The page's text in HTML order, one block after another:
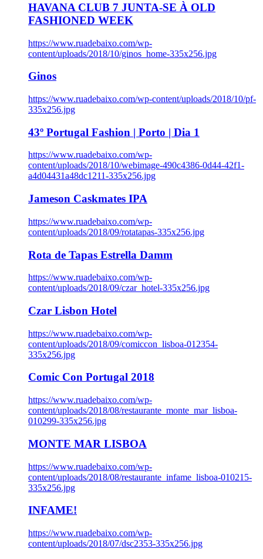
HAVANA CLUB 7 JUNTA-SE À OLD
FASHIONED WEEK
https://www.ruadebaixo.com/wp-
content/uploads/2018/10/ginos_home-335x256.jpg
Ginos
https://www.ruadebaixo.com/wp-content/uploads/2018/10/pf-
335x256.jpg
43º Portugal Fashion | Porto | Dia 1
https://www.ruadebaixo.com/wp-
content/uploads/2018/10/webimage-490c4386-0d44-42f1-
a4d04431a48dc1211-335x256.jpg
Jameson Caskmates IPA
https://www.ruadebaixo.com/wp-
content/uploads/2018/09/rotatapas-335x256.jpg
Rota de Tapas Estrella Damm
https://www.ruadebaixo.com/wp-
content/uploads/2018/09/czar_hotel-335x256.jpg
Czar Lisbon Hotel
https://www.ruadebaixo.com/wp-
content/uploads/2018/09/comiccon_lisboa-012354-
335x256.jpg
Comic Con Portugal 2018
https://www.ruadebaixo.com/wp-
content/uploads/2018/08/restaurante_monte_mar_lisboa-
010299-335x256.jpg
MONTE MAR LISBOA
https://www.ruadebaixo.com/wp-
content/uploads/2018/08/restaurante_infame_lisboa-010215-
335x256.jpg
INFAME!
https://www.ruadebaixo.com/wp-
content/uploads/2018/07/dsc2353-335x256.jpg